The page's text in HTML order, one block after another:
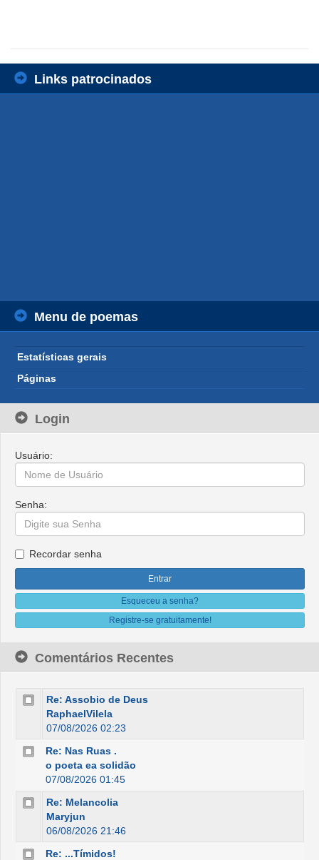
Links patrocinados
Menu de poemas
Estatísticas gerais
Páginas
Login
Usuário:
Senha:
Recordar senha
Esqueceu a senha?
Registre-se gratuitamente!
Comentários Recentes
Re: Assobio de Deus
RaphaelVilela
07/08/2026 02:23
Re: Nas Ruas .
o poeta ea solidão
07/08/2026 01:45
Re: Melancolia
Maryjun
06/08/2026 21:46
Re: ...Tímidos!